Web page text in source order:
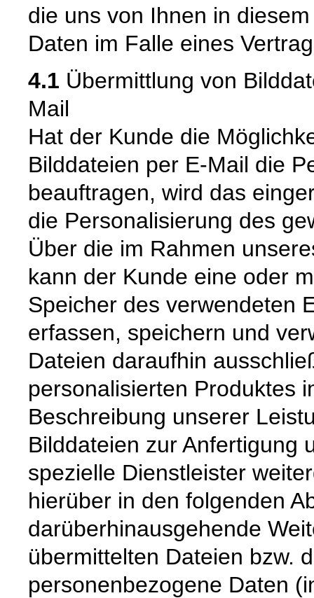
die uns von Ihnen in
Daten im Falle eines
4.1 Übermittlung von
Mail
Hat der Kunde die
Bilddateien per E-Mail die
beauftragen, wird das
die Personalisierung des
Über die im Rahmen
kann der Kunde eine oder
Speicher des verwendeten
erfassen, speichern und
Dateien daraufhin
personalisierten Produktes
Beschreibung unserer
Bilddateien zur Anfertigung
spezielle Dienstleister
hierüber in den folgenden
darüberhinausgehende
übermittelten Dateien bzw.
personenbezogene Daten